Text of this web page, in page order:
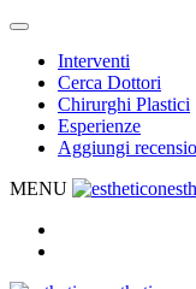
Interventi
Cerca Dottori
Chirurghi Plastici
Esperienze
Aggiungi
MENU